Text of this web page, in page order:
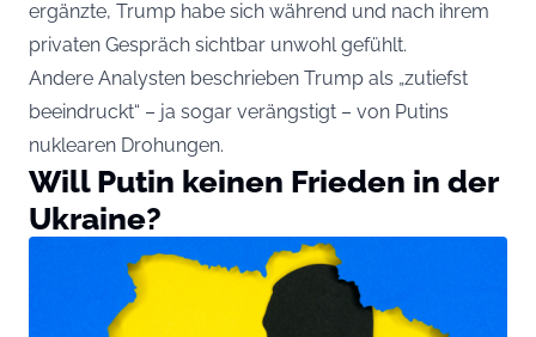
ergänzte, Trump habe sich während und nach ihrem
privaten Gespräch sichtbar unwohl gefühlt.
Andere Analysten beschrieben Trump als „zutiefst
beeindruckt“ – ja sogar verängstigt – von Putins
nuklearen Drohungen.
Will Putin keinen Frieden in der
Ukraine?